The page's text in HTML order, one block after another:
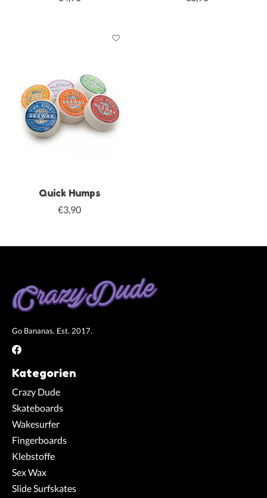
Quick Humps
€3,90
Go Bananas. Est. 2017.
Kategorien
Crazy Dude
Skateboards
Wakesurfer
Fingerboards
Klebstoffe
Sex Wax
Slide Surfskates